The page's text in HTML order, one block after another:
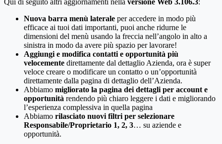
Nuova barra menù laterale per accedere in modo più
efficace ai tuoi dati importanti, puoi anche ridurne le
dimensioni del menù usando la freccia nell’angolo in alto a
sinistra in modo da avere più spazio per lavorare!
Aggiungi e modifica contatti e opportunità più
velocemente direttamente dal dettaglio Azienda, ora è super
veloce creare o modificare un contatto o un’opportunità
direttamente dalla pagina di dettaglio dell’Azienda.
Abbiamo migliorato la pagina dei dettagli per account e
opportunità rendendo più chiaro leggere i dati e migliorando
l’esperienza complessiva in quella pagina
Abbiamo rilasciato nuovi filtri per selezionare
Responsabile/Proprietario 1, 2, 3… su aziende e
opportunità.